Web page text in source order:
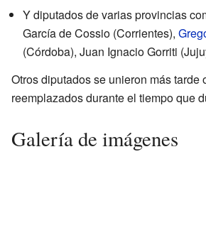
Y diputados de varias provincias
García de Cossio (Corrientes),
(Córdoba), Juan Ignacio Gorriti
Otros diputados se unieron más tarde
reemplazados durante el tiempo que
Galería de imágenes